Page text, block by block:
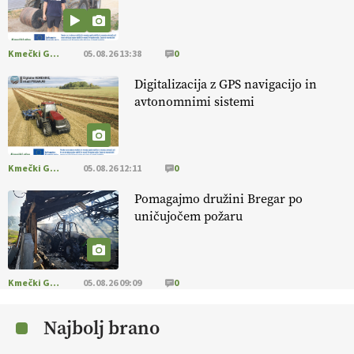
prilagojene sorte
so temelj uspešne ekološke pridelave.
https://t.co/OQSsax7l8V @EUAgri #IMCAP #CAP
https://t.co/PAL0zlhVia
[EKOloško = LOGIČNO
aronije
v dobrem desetletju zrasla v uspešno kmetijsko in
podjetniško zgodbo.
#IMCAP #CAP https://t.co/xp1oihBDaJ
[EKOloško = LOGIČNO
v tujini
. Zato je ekološka pridelava odlična priložnost za slovenske
vinarje
. VEČ
https://t.co/XAe9EbeAbK @EUAgri #IMCAP #CAP
https://t.co/01qpoeLyNP
Kmečki Glas 05.08.26 13:38 0
Digitalizacija z GPS navigacijo in
avtonomnimi sistemi
Kmečki Glas 05.08.26 12:11 0
Pomagajmo družini Bregar po
uničujočem požaru
Kmečki Glas 05.08.26 09:09 0
Najbolj brano